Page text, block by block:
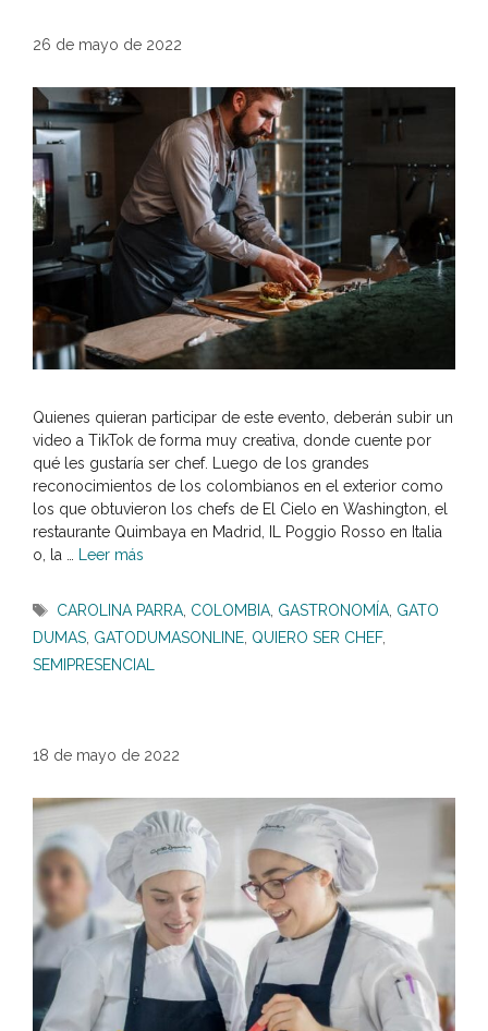
26 de mayo de 2022
Quienes quieran participar de este evento, deberán subir un
video a TikTok de forma muy creativa, donde cuente por
qué les gustaría ser chef. Luego de los grandes
reconocimientos de los colombianos en el exterior como
los que obtuvieron los chefs de El Cielo en Washington, el
restaurante Quimbaya en Madrid, IL Poggio Rosso en Italia
o, la …
Leer más
Etiquetas
CAROLINA PARRA COLOMBIA GASTRONOMÍA GATO
DUMAS GATODUMASONLINE QUIERO SER CHEF,
SEMIPRESENCIAL
18 de mayo de 2022